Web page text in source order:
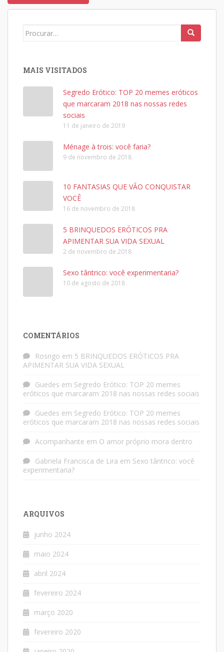
Search
MAIS VISITADOS
Segredo Erótico: TOP 20 memes eróticos
que marcaram 2018 nas nossas redes
sociais
11 de janeiro de 2019
Ménage à trois: você faria?
9 de novembro de 2018
10 FANTASIAS QUE VÃO CONQUISTAR
VOCÊ
16 de novembro de 2018
5 BRINQUEDOS ERÓTICOS PRA
APIMENTAR SUA VIDA SEXUAL
2 de novembro de 2018
Sexo tântrico: você experimentaria?
10 de agosto de 2018
COMENTÁRIOS
Rosrigo em 5 BRINQUEDOS ERÓTICOS PRA
APIMENTAR SUA VIDA SEXUAL
Guedes em Segredo Erótico: TOP 20 memes
eróticos que marcaram 2018 nas nossas redes sociais
Guedes em Segredo Erótico: TOP 20 memes
eróticos que marcaram 2018 nas nossas redes sociais
Acompanhante em O amor próprio mora dentro
Gabriela Francisca de Lira em Sexo tântrico: você
experimentaria?
ARQUIVOS
junho 2024
maio 2024
abril 2024
fevereiro 2024
março 2020
fevereiro 2020